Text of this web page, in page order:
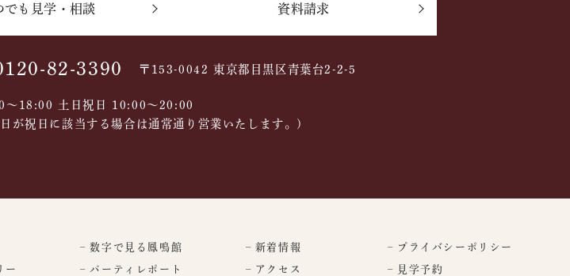
でも見学・相談 資料請求
82-3390 〒153-0042 東京都目黒区青葉台2-2-5
～18:00 土日祝日 10:00〜20:00
祝日に該当する場合は通常通り営業いたします。)
ー
– 数字で見る鳳鳴館
– パーティレポート
– 新着情報
– アクセス
– プライバシーポリシー
– 見学予約